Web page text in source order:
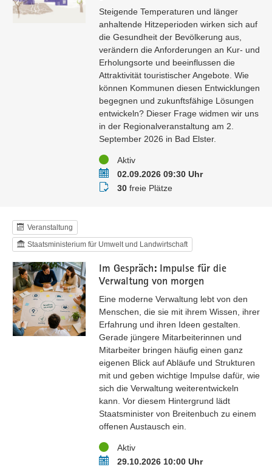
Steigende Temperaturen und länger
anhaltende Hitzeperioden wirken sich auf
die Gesundheit der Bevölkerung aus,
verändern die Anforderungen an Kur- und
Erholungsorte und beeinflussen die
Attraktivität touristischer Angebote. Wie
können Kommunen diesen Entwicklungen
begegnen und zukunftsfähige Lösungen
entwickeln? Dieser Frage widmen wir uns
in der Regionalveranstaltung am 2.
September 2026 in Bad Elster.
StatusAktiv
Termin02.09.2026 09:30 Uhr
Buchungsstatus
30freie Plätze
Veranstaltung
Staatsministerium für Umwelt und Landwirtschaft
Im Gespräch: Impulse für die
Verwaltung von morgen
Eine moderne Verwaltung lebt von den
Menschen, die sie mit ihrem Wissen, ihrer
Erfahrung und ihren Ideen gestalten.
Gerade jüngere Mitarbeiterinnen und
Mitarbeiter bringen häufig einen ganz
eigenen Blick auf Abläufe und Strukturen
mit und geben wichtige Impulse dafür, wie
sich die Verwaltung weiterentwickeln
kann. Vor diesem Hintergrund lädt
Staatsminister von Breitenbuch zu einem
offenen Austausch ein.
StatusAktiv
Termin29.10.2026 10:00 Uhr